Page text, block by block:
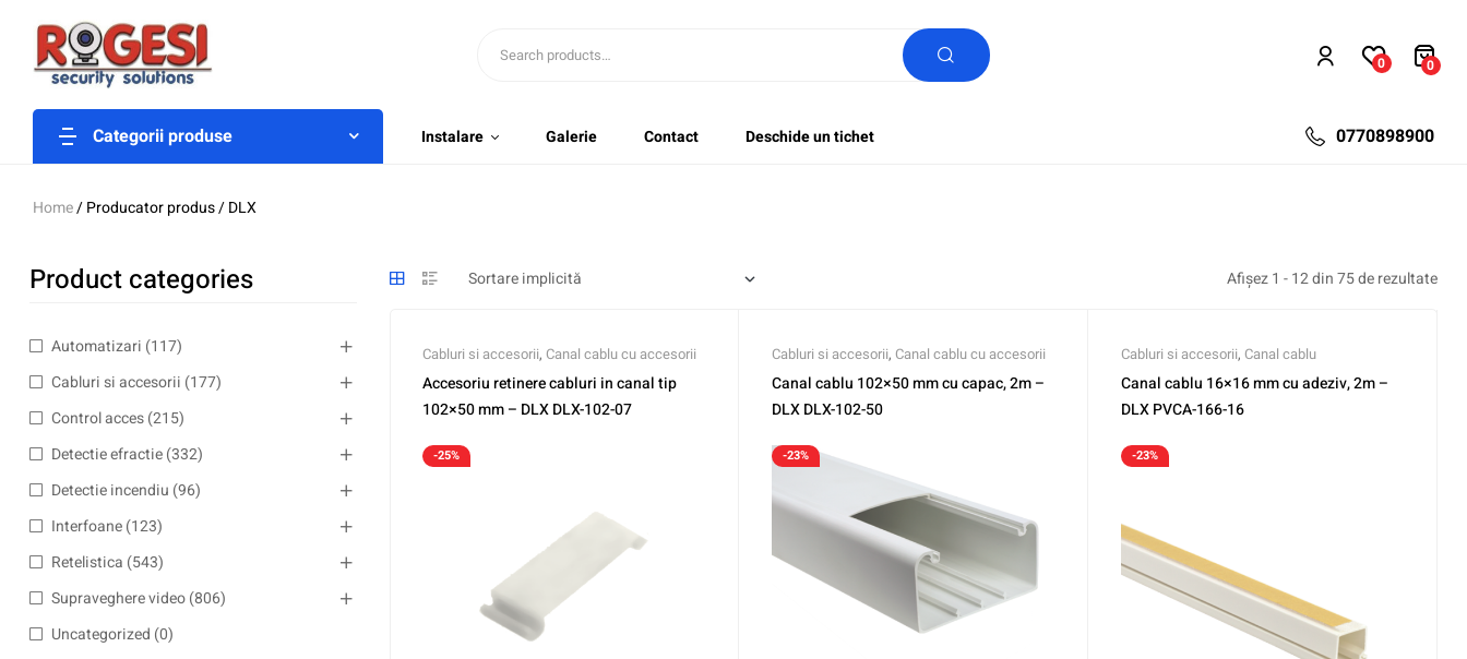
0 0
Categorii produse Instalare Galerie Contact Deschide un tichet 0770898900
Home/ Producator produs / DLX
Afișez 1 - 12 din 75 de rezultate
Cabluri si accesorii, Canal cablu cu accesorii
Accesoriu retinere cabluri in canal tip
102×50 mm – DLX DLX-102-07
-25%
Cabluri si accesorii, Canal cablu cu accesorii
Canal cablu 102×50 mm cu capac, 2m –
DLX DLX-102-50
-23%
Cabluri si accesorii, Canal cablu
Canal cablu 16×16 mm cu adeziv, 2m –
DLX PVCA-166-16
-23%
Product categories
Automatizari (117)
Cabluri si accesorii (177)
Control acces(215)
Detectie efractie(332)
Detectie incendiu (96)
Interfoane(123)
Retelistica (543)
Supraveghere video(806)
Uncategorized (0)